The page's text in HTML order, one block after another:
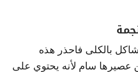
بالكلى فاحذر هذه
عصيرها سام لأنه يحتوي على